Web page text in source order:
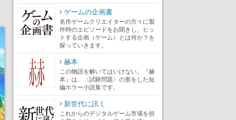
ゲームの企画書
名作ゲームクリエイターの方々に製
作時のエピソードをお聞きし、ヒッ
トする企画（ゲーム）とは何か？を
探っていきます。
赫本
この物語を解いてはいけない。『赫
本』は、〈試験問題〉の形をした短
編ホラー小説集です。
新世代に訊く
これからのデジタルゲーム市場を担